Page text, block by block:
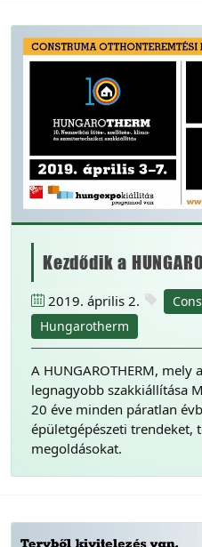
Kezdődik a
2019. április 2.
Hungarotherm
A HUNGAROTHERM, mely
legnagyobb szakkiállítása
20 éve minden páratlan
épületgépészeti trendeket,
megoldásokat.